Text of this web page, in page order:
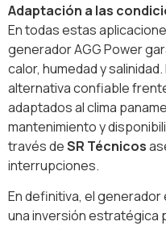
Adaptación a las
En todas estas
generador AGG Power
calor, humedad y
alternativa confiable
adaptados al clima
mantenimiento y
través deSR Técnicos
interrupciones.
En definitiva, el
una inversión estratégica